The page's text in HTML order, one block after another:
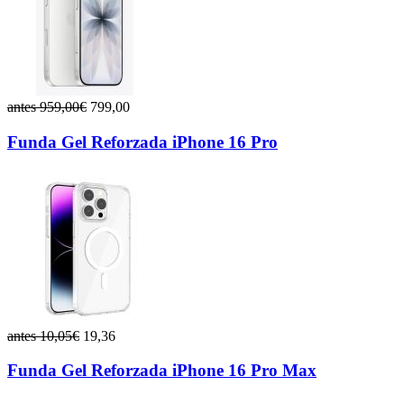
antes 959,00€ 799,00
Funda Gel Reforzada iPhone 16 Pro
antes 10,05€ 19,36
Funda Gel Reforzada iPhone 16 Pro Max